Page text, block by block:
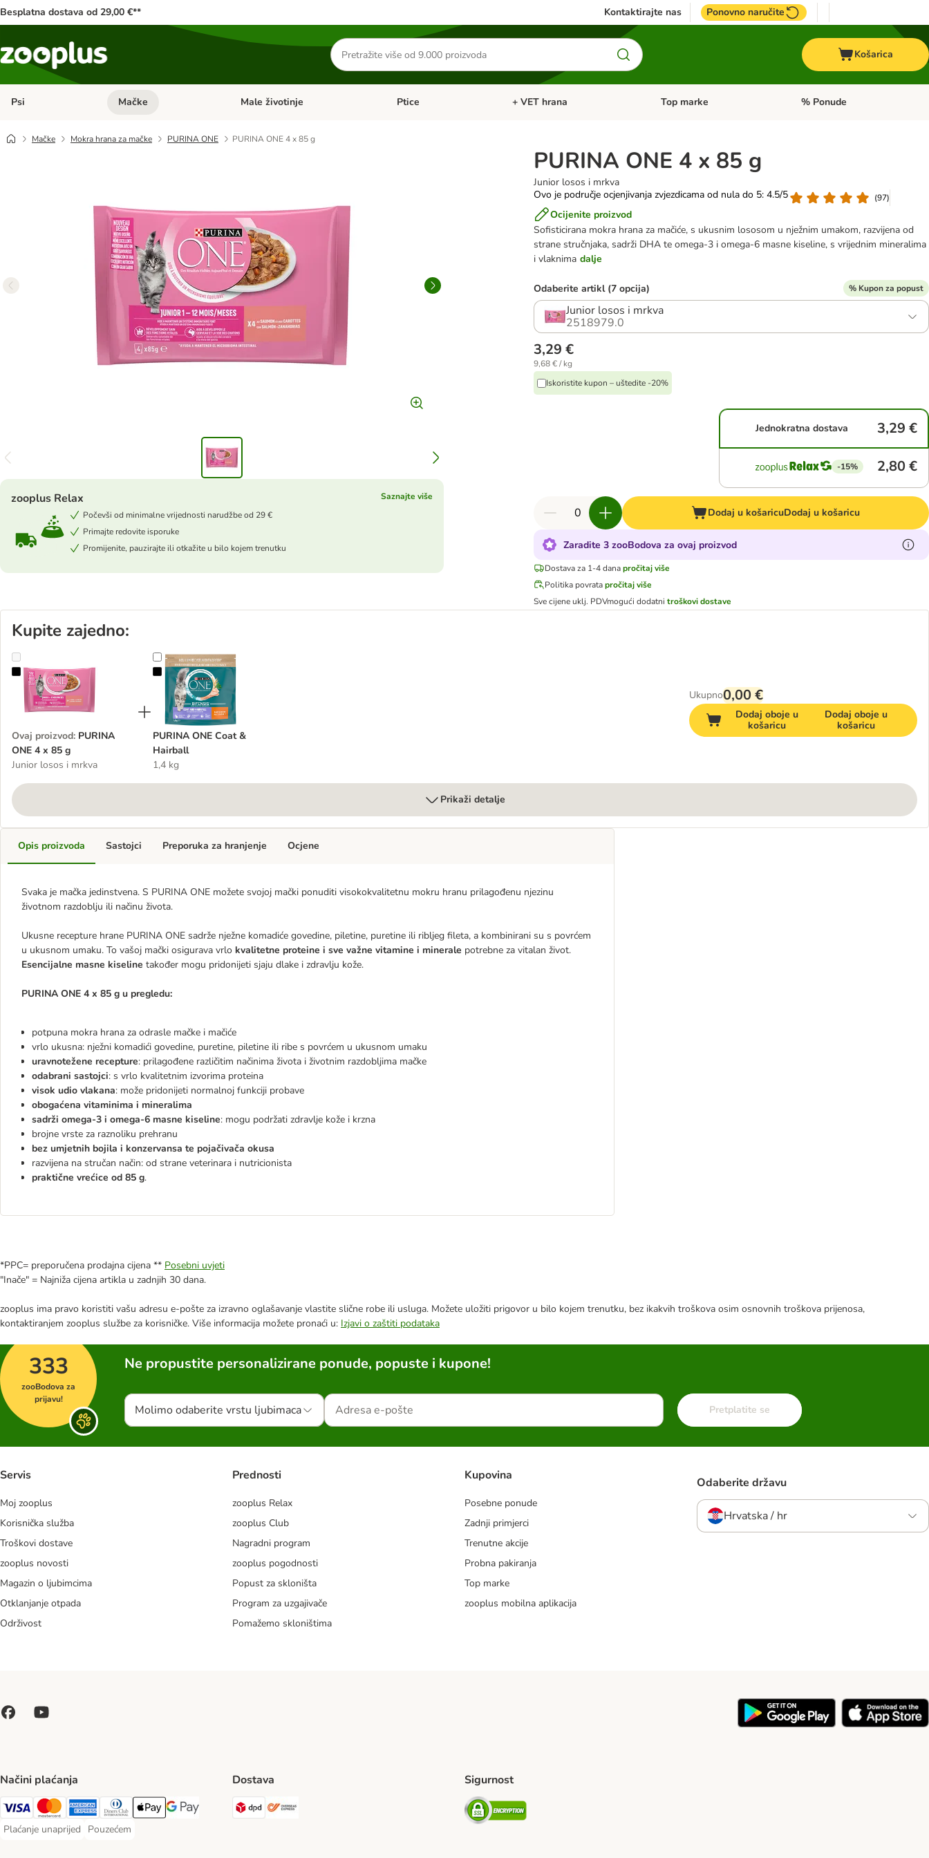
Besplatna dostava od 29,00 €** Kontaktirajte nas Ponovno naručite
Traži
proizvode
Košarica
Psi Pregled kategorija: Psi
Mačke Pregled kategorija: Mačke
Male životinje Pregled kategorija: Male životinje
Ptice Pregled kategorija: Ptice
+ VET hrana Pregled kategorija: + VET hrana
Top marke Pregled kategorija: Top marke
% Ponude
Mačke Mokra hrana za mačke PURINA ONE PURINA ONE 4 x 85 g
PURINA ONE 4 x 85 g
Junior losos i mrkva
Ovo je područje ocjenjivanja zvjezdicama od nula do 5: 4.5/5
(97)
Ocijenite proizvod
Sofisticirana mokra hrana za mačiće, s ukusnim lososom u nježnim umakom, razvijena od
strane stručnjaka, sadrži DHA te omega-3 i omega-6 masne kiseline, s vrijednim mineralima
i vlaknima dalje
zooplus Relax
Saznajte više
Počevši od minimalne vrijednosti narudžbe od 29 €
Primajte redovite isporuke
Promijenite, pauzirajte ili otkažite u bilo kojem trenutku
Odaberite artikl (7 opcija) % Kupon za popust
Junior losos i mrkva
2518979.0
3,29 €
9,68 € / kg
Iskoristite kupon – uštedite -20%
Jednokratna dostava 3,29 €
-15% 2,80 €
Dodaj u košaricuDodaj u košaricu
Zaradite 3 zooBodova za ovaj proizvod
Dostava za 1-4 dana pročitaj više
Politika povrata pročitaj više
Sve cijene uklj. PDVmogući dodatnitroškovi dostave
Kupite zajedno:
PURINA ONE 4 x 85 g
Ovaj proizvod: PURINA
ONE 4 x 85 g
Junior losos i mrkva
PURINA ONE Coat & Hairball
PURINA ONE Coat &
Hairball
1,4 kg
Ukupno0,00 €
Dodaj oboje u
košaricu
Dodaj oboje u
košaricu
Prikaži detalje
Opis proizvoda
Svaka je mačka jedinstvena. S PURINA ONE možete svojoj mački ponuditi visokokvalitetnu mokru hranu prilagođenu njezinu
životnom razdoblju ili načinu života.
Ukusne recepture hrane PURINA ONE sadrže nježne komadiće govedine, piletine, puretine ili ribljeg fileta, a kombinirani su s povrćem
u ukusnom umaku. To vašoj mački osigurava vrlo kvalitetne proteine ​​i sve važne vitamine i minerale potrebne za vitalan život.
Esencijalne masne kiseline također mogu pridonijeti sjaju dlake i zdravlju kože.
PURINA ONE 4 x 85 g u pregledu:
potpuna mokra hrana za odrasle mačke i mačiće
vrlo ukusna: nježni komadići govedine, puretine, piletine ili ribe s povrćem u ukusnom umaku
uravnotežene recepture: prilagođene različitim načinima života i životnim razdobljima mačke
odabrani sastojci: s vrlo kvalitetnim izvorima proteina
visok udio vlakana: može pridonijeti normalnoj funkciji probave
obogaćena vitaminima i mineralima
sadrži omega-3 i omega-6 masne kiseline: mogu podržati zdravlje kože i krzna
brojne vrste za raznoliku prehranu
bez umjetnih bojila i konzervansa te pojačivača okusa
razvijena na stručan način: od strane veterinara i nutricionista
praktične vrećice od 85 g.
Sastojci Preporuka za hranjenje Ocjene
*PPC= preporučena prodajna cijena ** Posebni uvjeti
"Inače" = Najniža cijena artikla u zadnjih 30 dana.
zooplus ima pravo koristiti vašu adresu e-pošte za izravno oglašavanje vlastite slične robe ili usluga. Možete uložiti prigovor u bilo kojem trenutku, bez ikakvih troškova osim osnovnih troškova prijenosa,
kontaktiranjem zooplus službe za korisničke. Više informacija možete pronaći u: Izjavi o zaštiti podataka
333
zooBodova za
prijavu!
Ne propustite personalizirane ponude, popuste i kupone!
Molimo odaberite vrstu ljubimaca Pretplatite se
Servis
Moj zooplus
Korisnička služba
Troškovi dostave
zooplus novosti
Magazin o ljubimcima
Otklanjanje otpada
Održivost
Prednosti
zooplus Relax
zooplus Club
Nagradni program
zooplus pogodnosti
Popust za skloništa
Program za uzgajivače
Pomažemo skloništima
Kupovina
Posebne ponude
Zadnji primjerci
Trenutne akcije
Probna pakiranja
Top marke
zooplus mobilna aplikacija
Odaberite državu
Hrvatska / hr
Načini plaćanja
Visa Payment Method
MasterCard Payment Method
American Express Payment Method
Diners Club Payment Method
Payment MethodGoogle pay Payment Method
Plaćanje unaprijed
Plaćanje unaprijed Payment Method
Pouzećem
Pouzećem Payment Method
Dostava
DPD Shipping Method
Sigurnost
Security